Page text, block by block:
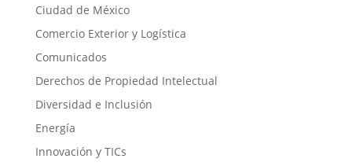
Ciudad de México
Comercio Exterior y Logística
Comunicados
Derechos de Propiedad Intelectual
Diversidad e Inclusión
Energía
Innovación y TICs